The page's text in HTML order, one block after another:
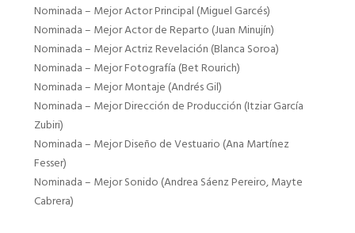
Nominada – Mejor Actor Principal (Miguel Garcés)
Nominada – Mejor Actor de Reparto (Juan Minujín)
Nominada – Mejor Actriz Revelación (Blanca Soroa)
Nominada – Mejor Fotografía (Bet Rourich)
Nominada – Mejor Montaje (Andrés Gil)
Nominada – Mejor Dirección de Producción (Itziar García
Zubiri)
Nominada – Mejor Diseño de Vestuario (Ana Martínez
Fesser)
Nominada – Mejor Sonido (Andrea Sáenz Pereiro, Mayte
Cabrera)